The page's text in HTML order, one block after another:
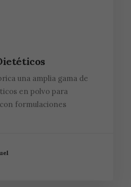
una amplia gama de
en polvo para
formulaciones